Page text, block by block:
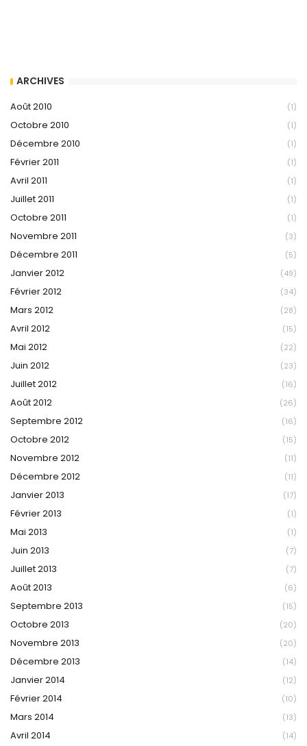
ARCHIVES
Août 2010 (1)
Octobre 2010 (1)
Décembre 2010 (1)
Février 2011 (1)
Avril 2011 (1)
Juillet 2011 (1)
Octobre 2011 (1)
Novembre 2011 (3)
Décembre 2011 (5)
Janvier 2012 (49)
Février 2012 (34)
Mars 2012 (28)
Avril 2012 (15)
Mai 2012 (22)
Juin 2012 (23)
Juillet 2012 (16)
Août 2012 (26)
Septembre 2012 (16)
Octobre 2012 (15)
Novembre 2012 (11)
Décembre 2012 (11)
Janvier 2013 (17)
Février 2013 (1)
Mai 2013 (1)
Juin 2013 (7)
Juillet 2013 (7)
Août 2013 (6)
Septembre 2013 (15)
Octobre 2013 (20)
Novembre 2013 (20)
Décembre 2013 (14)
Janvier 2014 (12)
Février 2014 (10)
Mars 2014 (13)
Avril 2014 (14)